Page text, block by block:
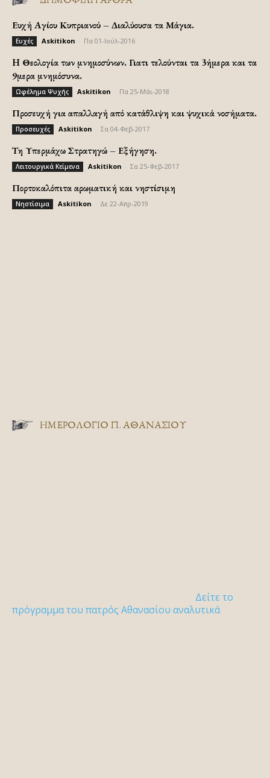
Ευχή Αγίου Κυπριανού – Διαλύουσα τα Μάγια.
Ευχές Askitikon Πα 01-Ιούλ-2016
H Θεολογία των μνημοσύνων. Γιατι τελούνται τα 3ήμερα και τα
9μερα μνημόσυνα.
Ωφέλημα Ψυχής Askitikon Πα 25-Μάι-2018
Προσευχή για απαλλαγή από κατάθλιψη και ψυχικά νοσήματα.
Προσευχές Askitikon Σα 04-Φεβ-2017
Τη Υπερμάχω Στρατηγώ – Εξήγηση.
Λειτουργικά Κείμενα Askitikon Σα 25-Φεβ-2017
Πορτοκαλόπιτα αρωματική και νηστίσιμη
Νηστίσιμα Askitikon Δε 22-Απρ-2019
ΗΜΕΡΟΛΟΓΙΟ Π. ΑΘΑΝΑΣΙΟΥ
Δείτε το
πρόγραμμα του πατρός Αθανασίου αναλυτικά